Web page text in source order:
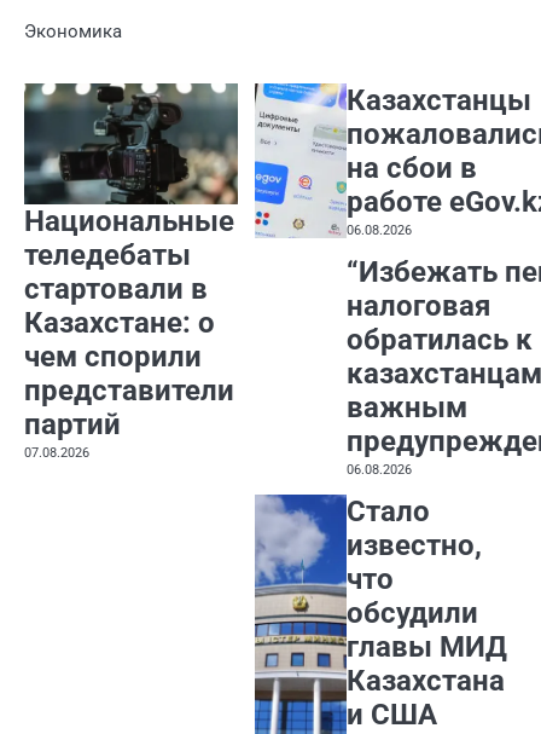
Экономика
Национальные
теледебаты
стартовали в
Казахстане: о
чем спорили
представители
партий
07.08.2026
Казахстанцы
на сбои в
работе
06.08.2026
“Избежать
налоговая
обратилась к
важным
06.08.2026
Стало
известно,
что
обсудили
главы МИД
Казахстана
и США